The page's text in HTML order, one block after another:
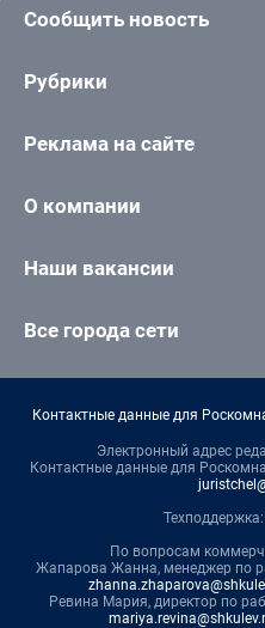
Сообщить новость
Рубрики
Реклама на сайте
О компании
Наши вакансии
Все города сети
Контактные данные для
Электронный адрес
Контактные данные для
Техподдержка:
По вопросам
Жапарова Жанна, менеджер по
Ревина Мария, директор по